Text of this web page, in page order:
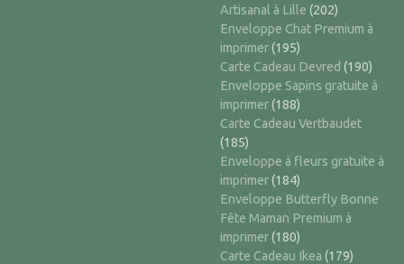
Artisanal à Lille (202)
Enveloppe Chat Premium à
imprimer(195)
Carte Cadeau Devred (190)
Enveloppe Sapins gratuite à
imprimer(188)
Carte Cadeau Vertbaudet
(185)
Enveloppe à fleurs gratuite à
imprimer(184)
Enveloppe Butterfly Bonne
Fête Maman Premium à
imprimer(180)
Carte Cadeau Ikea (179)